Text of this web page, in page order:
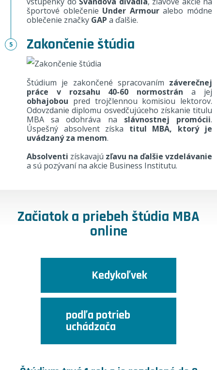
športové oblečenie Under Armouralebo módne
oblečenie značky GAP a ďalšie.
Zakončenie štúdia
Štúdium je zakončené spracovaním záverečnej
práce v rozsahu 40-60 normostrán a jej
obhajobou pred trojčlennou komisiou lektorov.
Odovzdanie diplomu osvedčujúceho získanie titulu
MBA sa odohráva na slávnostnej promócii.
Úspešný absolvent získa titul MBA, ktorý je
uvádzaný za menom.
Absolventi získavajú zľavu na ďalšie vzdelávanie
a sú pozývaní na akcie Business Institutu.
Začiatok a priebeh štúdia MBA
online
Kedykoľvek
podľa potrieb
uchádzača